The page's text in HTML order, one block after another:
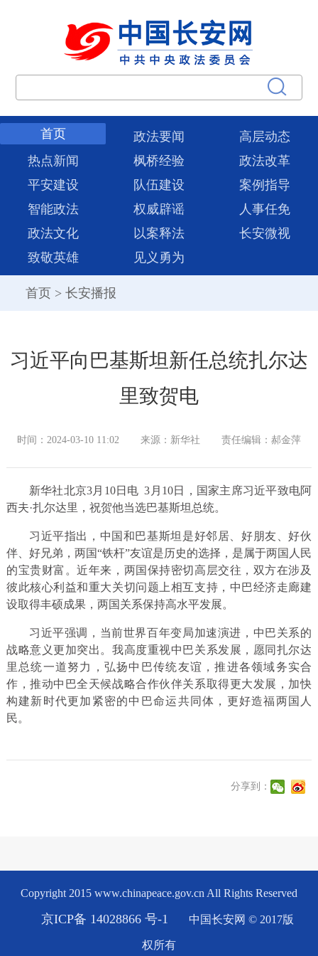
首页 政法要闻
高层动态
热点新闻
枫桥经验
政法改革
平安建设
队伍建设
案例指导
智能政法
权威辟谣
人事任免
政法文化
以案释法
长安微视
致敬英雄
见义勇为
首页 > 长安播报
习近平向巴基斯坦新任总统扎尔达
里致贺电
时间：2024-03-10 11:02 来源：新华社 责任编辑：郝金萍
新华社北京3月10日电 3月10日，国家主席习近平致电阿
西夫·扎尔达里，祝贺他当选巴基斯坦总统。
习近平指出，中国和巴基斯坦是好邻居、好朋友、好伙
伴、好兄弟，两国“铁杆”友谊是历史的选择，是属于两国人民
的宝贵财富。近年来，两国保持密切高层交往，双方在涉及
彼此核心利益和重大关切问题上相互支持，中巴经济走廊建
设取得丰硕成果，两国关系保持高水平发展。
习近平强调，当前世界百年变局加速演进，中巴关系的
战略意义更加突出。我高度重视中巴关系发展，愿同扎尔达
里总统一道努力，弘扬中巴传统友谊，推进各领域务实合
作，推动中巴全天候战略合作伙伴关系取得更大发展，加快
构建新时代更加紧密的中巴命运共同体，更好造福两国人
民。
分享到：
Copyright 2015 www.chinapeace.gov.cn All Rights Reserved
京ICP备 14028866 号-1 中国长安网 © 2017版
权所有